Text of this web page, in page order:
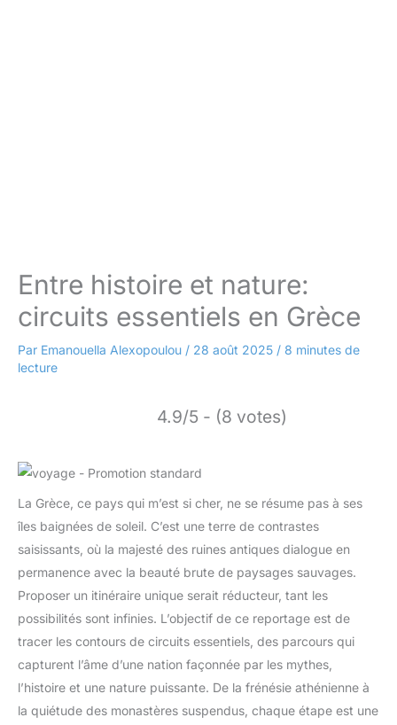
Entre histoire et nature:
circuits essentiels en Grèce
Par Emanouella Alexopoulou / 28 août 2025 / 8 minutes de
lecture
4.9/5 - (8 votes)
La Grèce, ce pays qui m’est si cher, ne se résume pas à ses
îles baignées de soleil. C’est une terre de contrastes
saisissants, où la majesté des ruines antiques dialogue en
permanence avec la beauté brute de paysages sauvages.
Proposer un itinéraire unique serait réducteur, tant les
possibilités sont infinies. L’objectif de ce reportage est de
tracer les contours de circuits essentiels, des parcours qui
capturent l’âme d’une nation façonnée par les mythes,
l’histoire et une nature puissante. De la frénésie athénienne à
la quiétude des monastères suspendus, chaque étape est une